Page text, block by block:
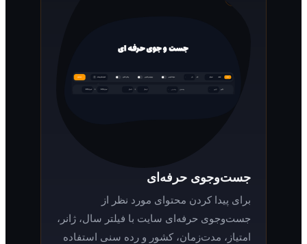
جست‌وجوی حرفه‌ای
برای پیدا کردن محتوای مورد نظر از
جست‌وجوی حرفه‌ای سایت با فیلتر سال، ژانر،
امتیاز، مدت‌زمان، کشور و رده سنی استفاده